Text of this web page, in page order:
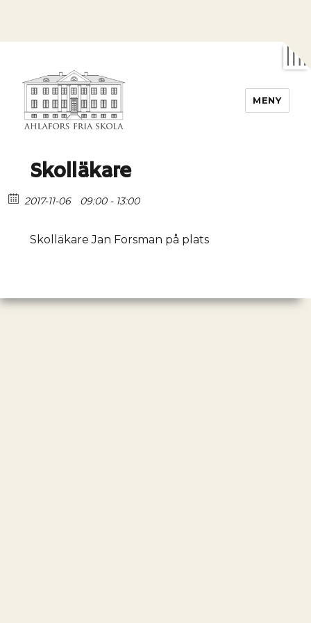
MENY
Skolläkare
2017-11-06 09:00 - 13:00
Skolläkare Jan Forsman på plats